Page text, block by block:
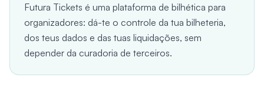
Futura Tickets é uma plataforma de bilhética para
organizadores: dá-te o controle da tua bilheteria,
dos teus dados e das tuas liquidações, sem
depender da curadoria de terceiros.